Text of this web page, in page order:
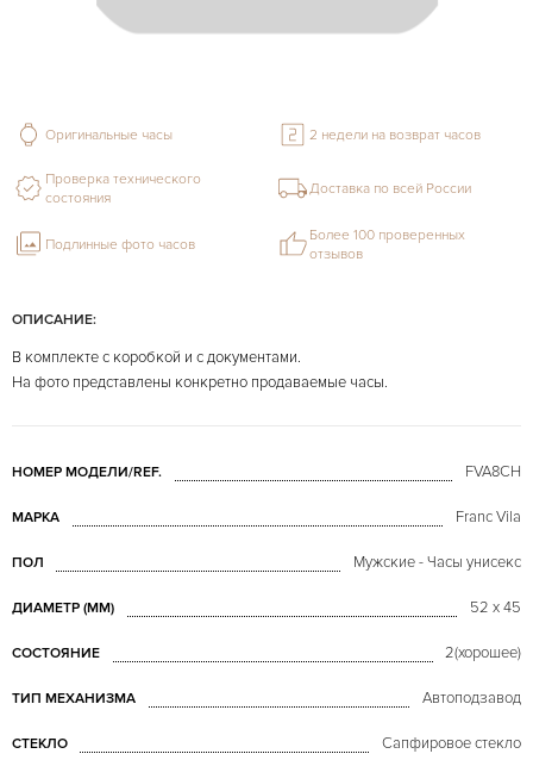
ОПИСАНИЕ:
В комплекте с коробкой и с документами.
На фото представлены конкретно продаваемые часы.
НОМЕР МОДЕЛИ/REF. FVA8CH
МАРКА Franc Vila
ПОЛ Мужские - Часы унисекс
ДИАМЕТР (MM) 52 x 45
СОСТОЯНИЕ 2(хорошее)
ТИП МЕХАНИЗМА Автоподзавод
СТЕКЛО Сапфировое стекло
Оригинальные часы 2 недели на возврат часов
Проверка технического
состояния
Доставка по всей России
Подлинные фото часов
Более 100 проверенных
отзывов